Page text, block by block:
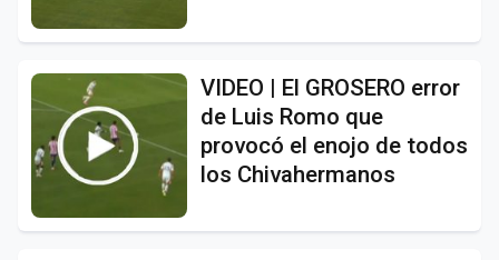
VIDEO | El GROSERO error
de Luis Romo que
provocó el enojo de todos
los Chivahermanos